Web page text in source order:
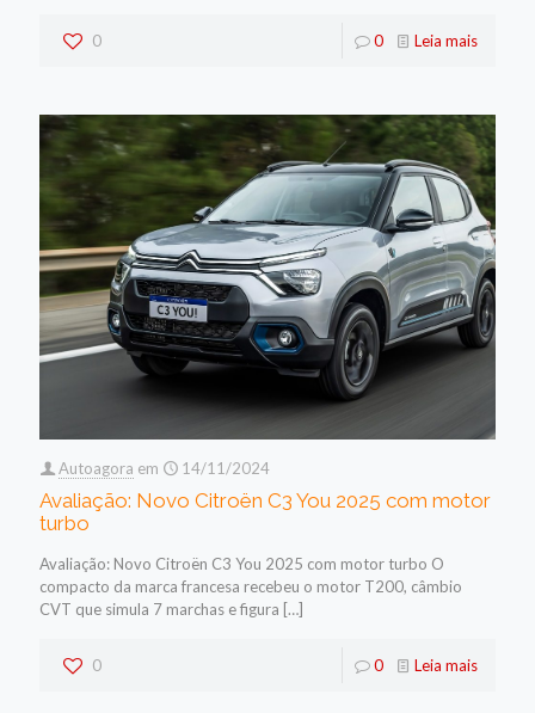
0 0 Leia mais
Autoagora em 14/11/2024
Avaliação: Novo Citroën C3 You 2025 com motor
turbo
Avaliação: Novo Citroën C3 You 2025 com motor turbo O
compacto da marca francesa recebeu o motor T200, câmbio
CVT que simula 7 marchas e figura […]
0 0 Leia mais